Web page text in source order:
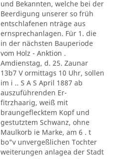
und Bekannten, welche bei der
Beerdigung unserer so früh
entschlafenen nträge aus
ernsprechanlagen. Für 1. die
in der nächsten Bauperiode
vom Holz - Anktion .
Amdienstag, d. 25. Zaunar
13b7 V ormittags 10 Uhr, sollen
im i .. S A S April 1887 ab
auszuführenden Er-
fitrzhaarig, weiß mit
braungeflecktem Kopf und
gestutztem Schwanz, ohne
Maulkorb ie Marke, am 6 . t
bo"v unvergeßlichen Tochter
weiterungen anlagea der Stadt